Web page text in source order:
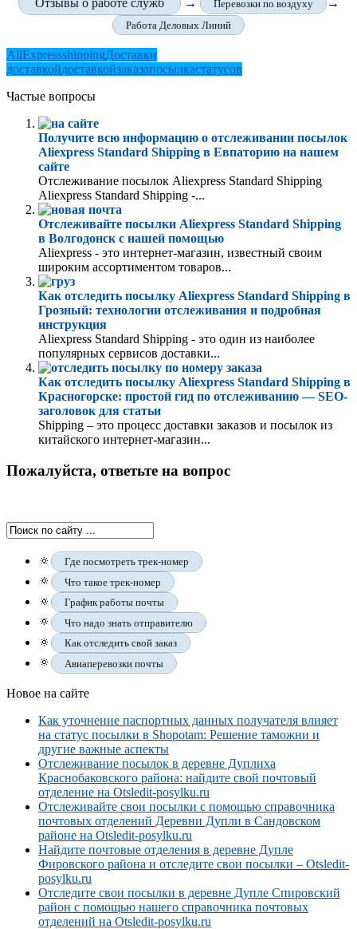
Отзывы о работе служб → Перевозки по воздуху →
Работа Деловых Линий
AliExpressshippingДоставки
доставкойдоставкойзаказапосылкастатусов
Частые вопросы
Получите всю информацию о отслеживании посылок
Aliexpress Standard Shipping в Евпаторию на нашем
сайте
Отслеживание посылок Aliexpress Standard Shipping
Aliexpress Standard Shipping -...
Отслеживайте посылки Aliexpress Standard Shipping
в Волгодонск с нашей помощью
Aliexpress - это интернет-магазин, известный своим
широким ассортиментом товаров...
Как отследить посылку Aliexpress Standard Shipping в
Грозный: технологии отслеживания и подробная
инструкция
Aliexpress Standard Shipping - это один из наиболее
популярных сервисов доставки...
Как отследить посылку Aliexpress Standard Shipping в
Красногорске: простой гид по отслеживанию — SEO-
заголовок для статьи
Shipping – это процесс доставки заказов и посылок из
китайского интернет-магазин...
Пожалуйста, ответьте на вопрос
🔅 Где посмотреть трек-номер
🔅 Что такое трек-номер
🔅 График работы почты
🔅 Что надо знать отправителю
🔅 Как отследить свой заказ
🔅 Авиаперевозки почты
Новое на сайте
Как уточнение паспортных данных получателя влияет
на статус посылки в Shopotam: Решение таможни и
другие важные аспекты
Отслеживание посылок в деревне Дуплиха
Краснобаковского района: найдите свой почтовый
отделение на Otsledit-posylku.ru
Отслеживайте свои посылки с помощью справочника
почтовых отделений Деревни Дупли в Сандовском
районе на Otsledit-posylku.ru
Найдите почтовые отделения в деревне Дупле
Фировского района и отследите свои посылки – Otsledit-
posylku.ru
Отследите свои посылки в деревне Дупле Спировский
район с помощью нашего справочника почтовых
отделений на Otsledit-posylku.ru